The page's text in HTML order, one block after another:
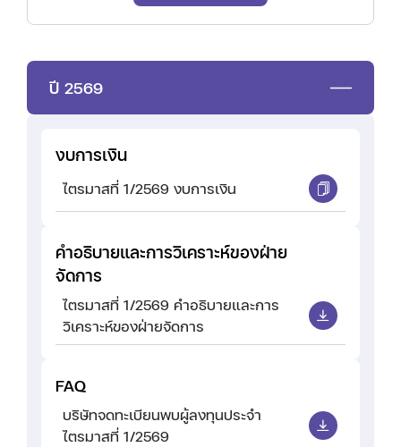
ปี 2569
งบการเงิน
ไตรมาสที่ 1/2569 งบการเงิน
คำอธิบายและการวิเคราะห์ของฝ่าย
จัดการ
ไตรมาสที่ 1/2569 คำอธิบายและการ
วิเคราะห์ของฝ่ายจัดการ
FAQ
บริษัทจดทะเบียนพบผู้ลงทุนประจำ
ไตรมาสที่ 1/2569